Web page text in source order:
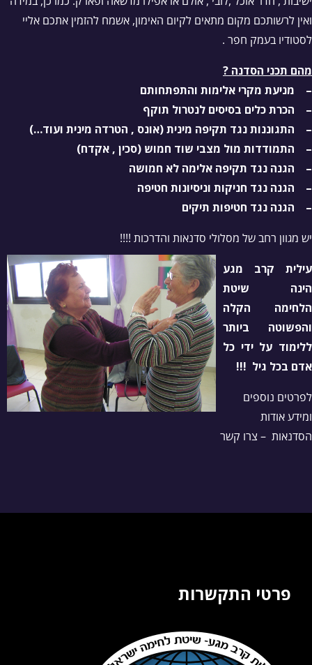
ואין לרשותכם מקום מתאים לקיום האימון, אשמח להזמין אתכם אליי
לסטודיו בעמק חפר .
מהם תכני הסדנה ?
– מניעת מקרי אלימות והתפתחותם
– הכרת כלים בסיסים לנטרול תוקף
– התגוננות נגד תקיפה מינית (אונס , הטרדה מינית ועוד…)
– התמודדות מול מצבי שוד חמוש (סכין , אקדח)
– הגנה נגד תקיפה אלימה לא חמושה
– הגנה נגד חניקות וניסיונות חטיפה
– הגנה נגד חטיפות תיקים
יש מגוון רחב של מסלולי סדנאות והדרכות !!!!
עילית קרב מגע
הינה שיטת
הלחימה הקלה
והפשוטה ביותר
ללימוד על ידי כל
אדם בכל גיל !!!
לפרטים נוספים
ומידע אודות
הסדנאות – צרו קשר
פרטי התקשרות